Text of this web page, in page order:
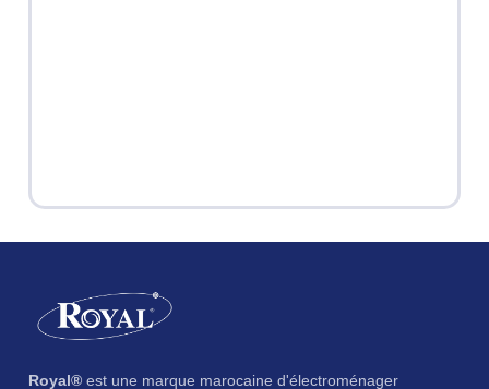
Royal® est une marque marocaine d'électroménager